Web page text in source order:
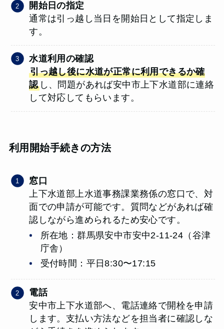
開始日の指定
通常は引っ越し当日を開始日として指定しま
す。
水道利用の確認
引っ越し後に水道が正常に利用できるか確
認し、問題があれば安中市上下水道部に連絡
して対応してもらいます。
利用開始手続きの方法
窓口
上下水道部上水道事務課業務係の窓口で、対
面での申請が可能です。質問などがあれば確
認しながら進められるため安心です。
所在地：群馬県安中市安中2-11-24（谷津
庁舎）
受付時間：平日8:30〜17:15
電話
安中市上下水道部へ、電話連絡で開栓を申請
します。支払い方法などを担当者に確認しな